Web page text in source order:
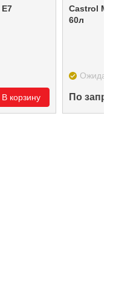
В корзину
Castrol Magnateс
60л
По